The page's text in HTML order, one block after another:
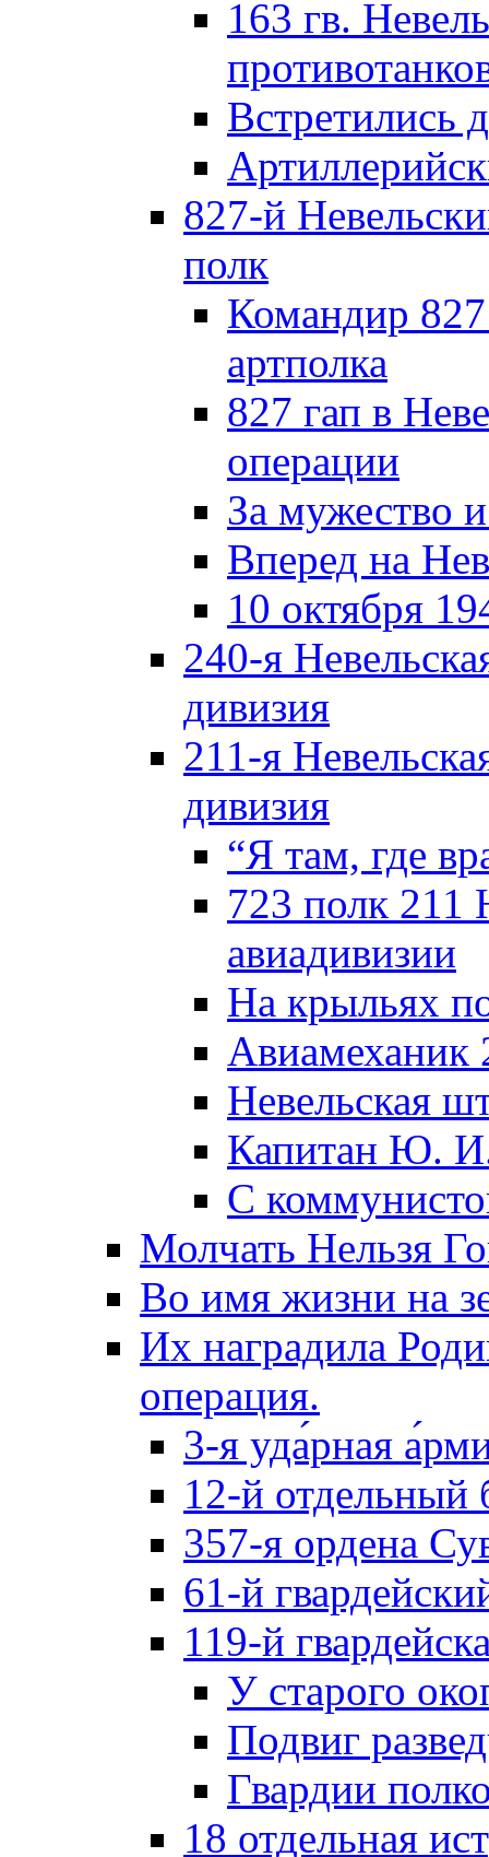
163 гв.
Встретились
827-й
полк
Командир 827
артполка
827 гап в
операции
За мужество
Вперед на
10 октября
240-я
дивизия
211-я
дивизия
“Я там, где
723 полк 211
авиадивизии
На крыльях
Невельская
Капитан Ю.
С
Молчать Нельзя
Во имя жизни на
Их наградила
операция.
3-я уда́рная
12-й отдельный
357-я ордена
61-й
119-й
У старого
Подвиг
Гвардии
18 отдельная